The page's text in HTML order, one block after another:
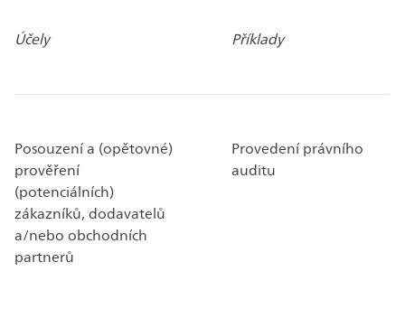
Účely Příklady
Posouzení a (opětovné)
prověření
(potenciálních)
zákazníků, dodavatelů
a/nebo obchodních
partnerů
Provedení právního
auditu